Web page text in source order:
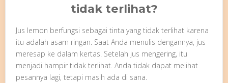
tidak terlihat?
Jus lemon berfungsi sebagai tinta yang tidak terlihat karena
itu adalah asam ringan. Saat Anda menulis dengannya, jus
meresap ke dalam kertas. Setelah jus mengering, itu
menjadi hampir tidak terlihat. Anda tidak dapat melihat
pesannya lagi, tetapi masih ada di sana.